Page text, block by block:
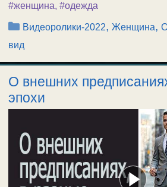
#женщина, #одежда
Рубрики
Видеоролики-2022,Женщина,
вид
О внешних
эпохи